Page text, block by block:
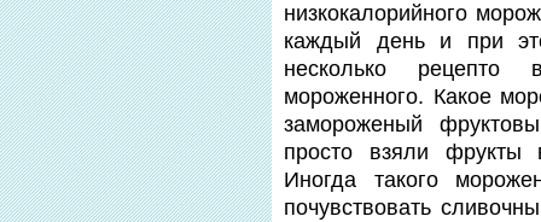
низкокалорийного
каждый день и при
несколько рецепто
мороженного. Какое
замороженый
просто взяли фрукты
Иногда такого
почувствовать